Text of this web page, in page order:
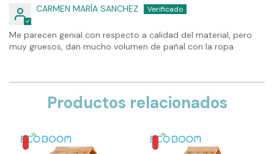
CARMEN MARÍA SANCHEZ
Me parecen genial con respecto a calidad del material, pero
muy gruesos, dan mucho volumen de pañal con la ropa.
Productos relacionados